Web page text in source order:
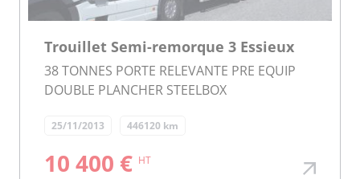
Trouillet Semi-remorque 3 Essieux
38 TONNES PORTE RELEVANTE PRE EQUIP
DOUBLE PLANCHER STEELBOX
25/11/2013 446120 km
10 400 € HT